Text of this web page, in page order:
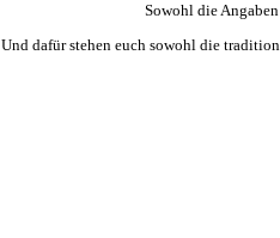
Sowohl die
Und dafür stehen euch sowohl die